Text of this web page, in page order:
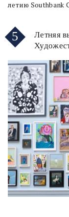
летию Southbank
5
Летняя